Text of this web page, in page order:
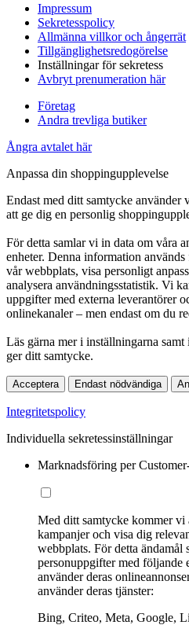
Impressum
Sekretesspolicy
Allmänna villkor och ångerrät
Tillgänglighetsredogörelse
Inställningar för sekretess
Avbryt prenumeration här
Företag
Andra trevliga butiker
Ångra avtalet här
Anpassa din shoppingupplevelse
Endast med ditt samtycke
att ge dig en personlig
För detta samlar vi in data om våra
enheter. Denna information
vår webbplats, visa personligt
analysera användningsstatistik. Vi
uppgifter med externa leverantörer
onlinekanaler – men endast om du
Läs gärna mer i inställningarna samt
ger ditt samtycke.
Acceptera Endast nödvändiga
Integritetspolicy
Individuella sekretessinställningar
Marknadsföring per
Med ditt samtycke kommer
kampanjer och visa dig
webbplats. För detta
personuppgifter med följande
använder deras
använder deras tjänster:
Bing, Criteo, Meta, Google,